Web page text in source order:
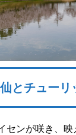
とチューリ
センが咲き、映